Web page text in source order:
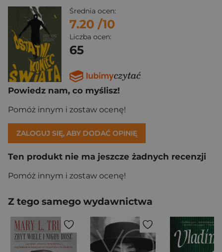
Średnia ocen:
7.20 /10
Liczba ocen:
65
Powiedz nam, co myślisz!
Pomóż innym i zostaw ocenę!
ZALOGUJ SIĘ, ABY DODAĆ OPINIĘ
Ten produkt nie ma jeszcze żadnych recenzji
Pomóż innym i zostaw ocenę!
Z tego samego wydawnictwa